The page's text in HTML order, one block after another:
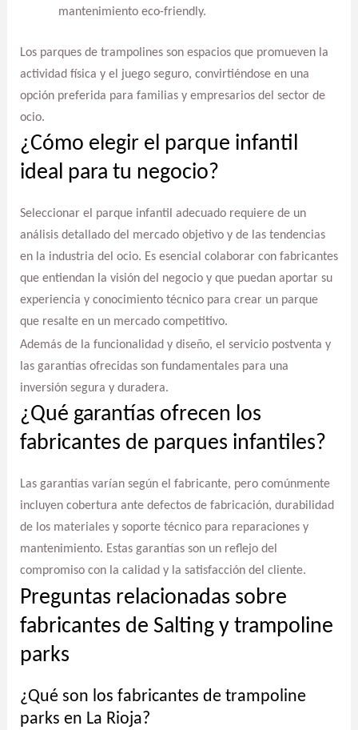
mantenimiento eco-friendly.
Los parques de trampolines son espacios que promueven la
actividad física y el juego seguro, convirtiéndose en una
opción preferida para familias y empresarios del sector de
ocio.
¿Cómo elegir el parque infantil
ideal para tu negocio?
Seleccionar el parque infantil adecuado requiere de un
análisis detallado del mercado objetivo y de las tendencias
en la industria del ocio. Es esencial colaborar con fabricantes
que entiendan la visión del negocio y que puedan aportar su
experiencia y conocimiento técnico para crear un parque
que resalte en un mercado competitivo.
Además de la funcionalidad y diseño, el servicio postventa y
las garantías ofrecidas son fundamentales para una
inversión segura y duradera.
¿Qué garantías ofrecen los
fabricantes de parques infantiles?
Las garantías varían según el fabricante, pero comúnmente
incluyen cobertura ante defectos de fabricación, durabilidad
de los materiales y soporte técnico para reparaciones y
mantenimiento. Estas garantías son un reflejo del
compromiso con la calidad y la satisfacción del cliente.
Preguntas relacionadas sobre
fabricantes de Salting y trampoline
parks
¿Qué son los fabricantes de trampoline
parks en La Rioja?